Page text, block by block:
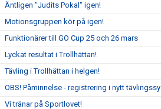
Äntligen "Judits Pokal" igen!
Motionsgruppen kör på igen!
Funktionärer till GO Cup 25 och 26 mars
Lyckat resultat i Trollhättan!
Tävling i Trollhättan i helgen!
OBS! Påminnelse - registrering i nytt
Vi tränar på Sportlovet!